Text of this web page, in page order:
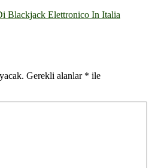
Blackjack Elettronico In Italia
Gerekli alanlar * ile